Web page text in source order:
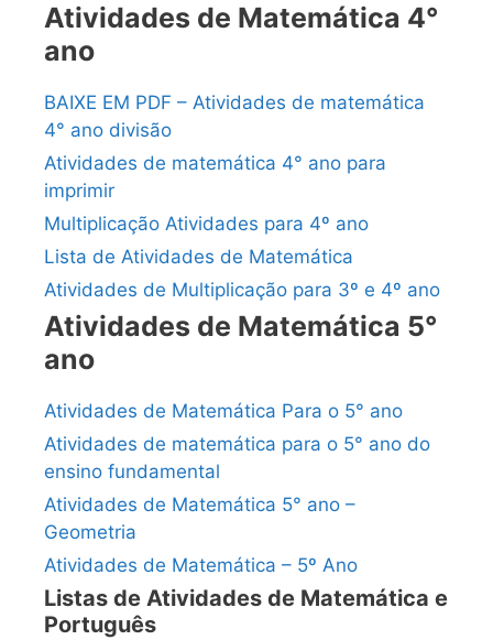
Atividades de Matemática 4°
ano
BAIXE EM PDF – Atividades de matemática
4° ano divisão
Atividades de matemática 4° ano para
imprimir
Multiplicação Atividades para 4º ano
Lista de Atividades de Matemática
Atividades de Multiplicação para 3º e 4º ano
Atividades de Matemática 5°
ano
Atividades de Matemática Para o 5° ano
Atividades de matemática para o 5° ano do
ensino fundamental
Atividades de Matemática 5° ano –
Geometria
Atividades de Matemática – 5º Ano
Listas de Atividades de Matemática e
Português